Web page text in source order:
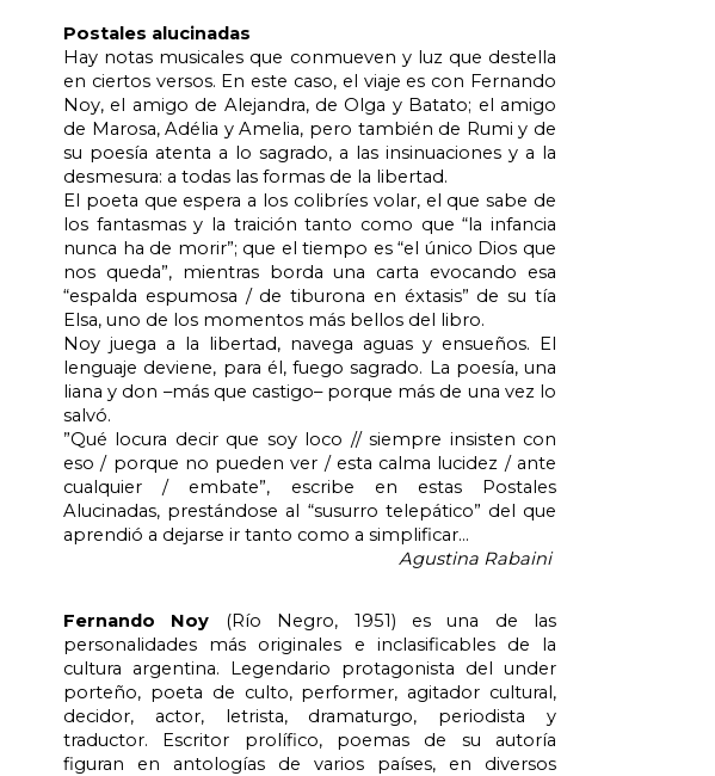
Postales alucinadas
Hay notas musicales que conmueven y luz que destella
en ciertos versos. En este caso, el viaje es con Fernando
Noy, el amigo de Alejandra, de Olga y Batato; el amigo
de Marosa, Adélia y Amelia, pero también de Rumi y de
su poesía atenta a lo sagrado, a las insinuaciones y a la
desmesura: a todas las formas de la libertad.
El poeta que espera a los colibríes volar, el que sabe de
los fantasmas y la traición tanto como que “la infancia
nunca ha de morir”; que el tiempo es “el único Dios que
nos queda”, mientras borda una carta evocando esa
“espalda espumosa / de tiburona en éxtasis” de su tía
Elsa, uno de los momentos más bellos del libro.
Noy juega a la libertad, navega aguas y ensueños. El
lenguaje deviene, para él, fuego sagrado. La poesía, una
liana y don –más que castigo– porque más de una vez lo
salvó.
”Qué locura decir que soy loco // siempre insisten con
eso / porque no pueden ver / esta calma lucidez / ante
cualquier / embate”, escribe en estas Postales
Alucinadas, prestándose al “susurro telepático” del que
aprendió a dejarse ir tanto como a simplificar...
Agustina Rabaini
Fernando Noy (Río Negro, 1951) es una de las
personalidades más originales e inclasificables de la
cultura argentina. Legendario protagonista del under
porteño, poeta de culto, performer, agitador cultural,
decidor, actor, letrista, dramaturgo, periodista y
traductor. Escritor prolífico, poemas de su autoría
figuran en antologías de varios países, en diversos